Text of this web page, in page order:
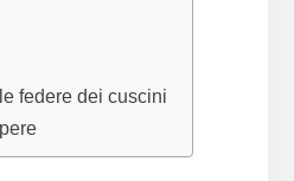
federe dei cuscini​